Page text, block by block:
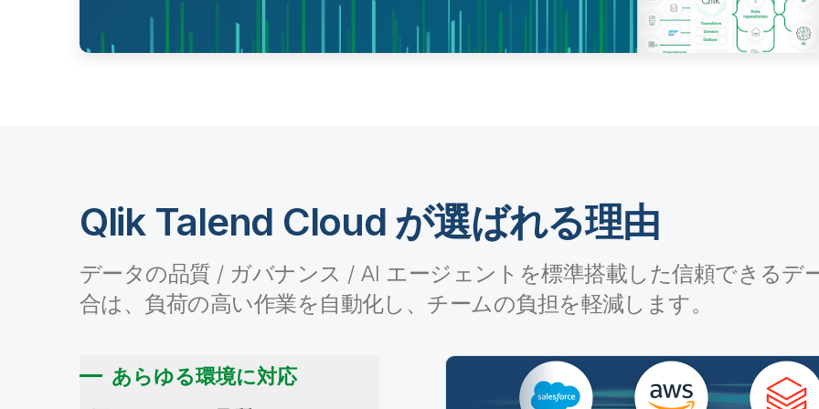
Qlik Talend Cloud が選ばれる理由
データの品質 / ガバナンス / AI エージェントを標準搭載した信頼できるデ
合は、負荷の高い作業を自動化し、チームの負担を軽減します。
あらゆる環境に対応